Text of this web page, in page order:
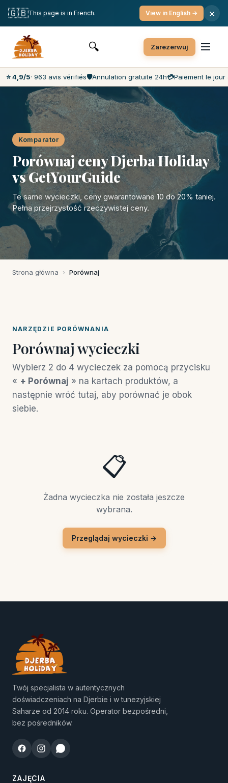
Bezpłatne anulowanie
Płatność w dniu wycieczki
Najtańsze ceny na rynku
Obsługa klienta 7 dni w tygodniu
🔍 Zarezerwuj
⭐ 4,9/5· 963 avis vérifiés🛡️Annulation gratuite 24h💳Paiement le jour
Komparator
Porównaj ceny Djerba Holiday
vs GetYourGuide
Te same wycieczki, ceny gwarantowane 10 do 20% taniej.
Pełna przejrzystość rzeczywistej ceny.
Strona główna › Porównaj
NARZĘDZIE PORÓWNANIA
Porównaj wycieczki
Wybierz 2 do 4 wycieczek za pomocą przycisku
« + Porównaj » na kartach produktów, a
następnie wróć tutaj, aby porównać je obok
siebie.
📋
Żadna wycieczka nie została jeszcze
wybrana.
Przeglądaj wycieczki →
Twój specjalista w autentycznych
doświadczeniach na Djerbie i w tunezyjskiej
Saharze od 2014 roku. Operator bezpośredni,
bez pośredników.
ZAJĘCIA
🇬🇧This page is in French. View in English → ×